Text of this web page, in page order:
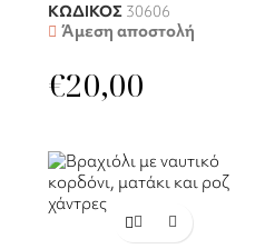
ΚΩΔΙΚΟΣ 30606
Άμεση αποστολή
€20,00